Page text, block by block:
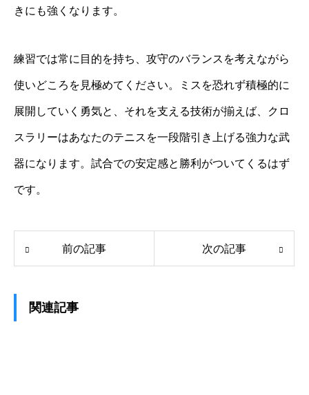
きにも強くなります。
練習では常に目的を持ち、攻守のバランスを考えながら
使いどころを見極めてください。ミスを恐れず積極的に
展開していく勇気と、それを支える技術が揃えば、クロ
スラリーはあなたのテニスを一段階引き上げる強力な武
器になります。試合での安定感と勝利がついてくるはず
です。
前の記事 次の記事
関連記事